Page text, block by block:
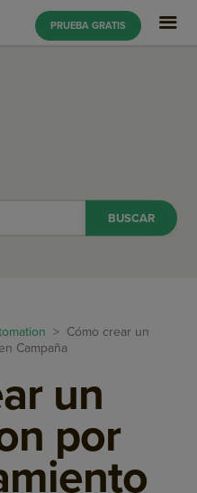
PRUEBA GRATIS
> Cómo crear un
Campaña
un
por